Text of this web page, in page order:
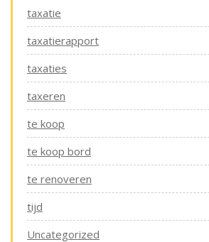
taxatie
taxatierapport
taxaties
taxeren
te koop
te koop bord
te renoveren
tijd
Uncategorized